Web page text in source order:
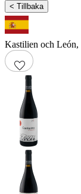
< Tillbaka
Kastilien och León,